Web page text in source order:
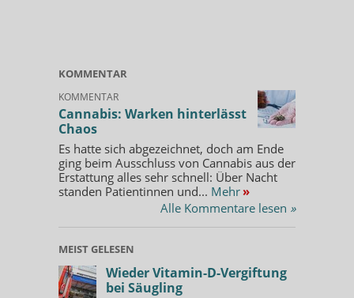
KOMMENTAR
KOMMENTAR
Cannabis: Warken hinterlässt
Chaos
Es hatte sich abgezeichnet, doch am Ende
ging beim Ausschluss von Cannabis aus der
Erstattung alles sehr schnell: Über Nacht
standen Patientinnen und... Mehr »
Alle Kommentare lesen »
MEIST GELESEN
Wieder Vitamin-D-Vergiftung
bei Säugling